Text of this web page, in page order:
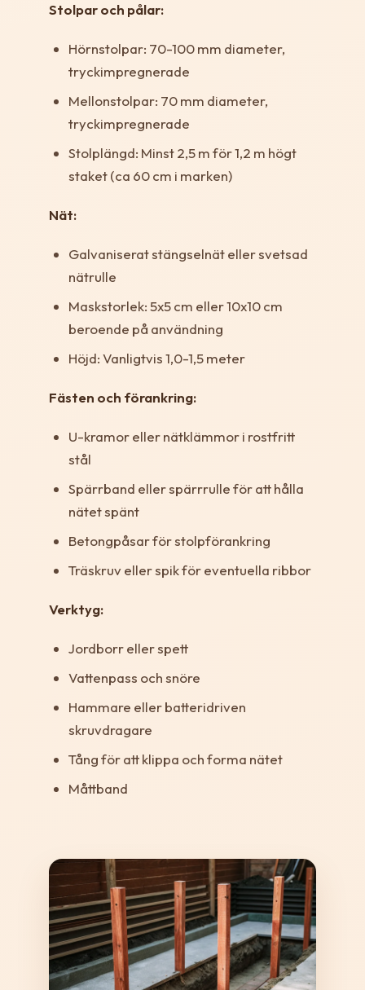
Stolpar och pålar:
Hörnstolpar: 70-100 mm diameter,
tryckimpregnerade
Mellonstolpar: 70 mm diameter,
tryckimpregnerade
Stolplängd: Minst 2,5 m för 1,2 m högt
staket (ca 60 cm i marken)
Nät:
Galvaniserat stängselnät eller svetsad
nätrulle
Maskstorlek: 5x5 cm eller 10x10 cm
beroende på användning
Höjd: Vanligtvis 1,0-1,5 meter
Fästen och förankring:
U-kramor eller nätklämmor i rostfritt
stål
Spärrband eller spärrrulle för att hålla
nätet spänt
Betongpåsar för stolpförankring
Träskruv eller spik för eventuella ribbor
Verktyg:
Jordborr eller spett
Vattenpass och snöre
Hammare eller batteridriven
skruvdragare
Tång för att klippa och forma nätet
Måttband